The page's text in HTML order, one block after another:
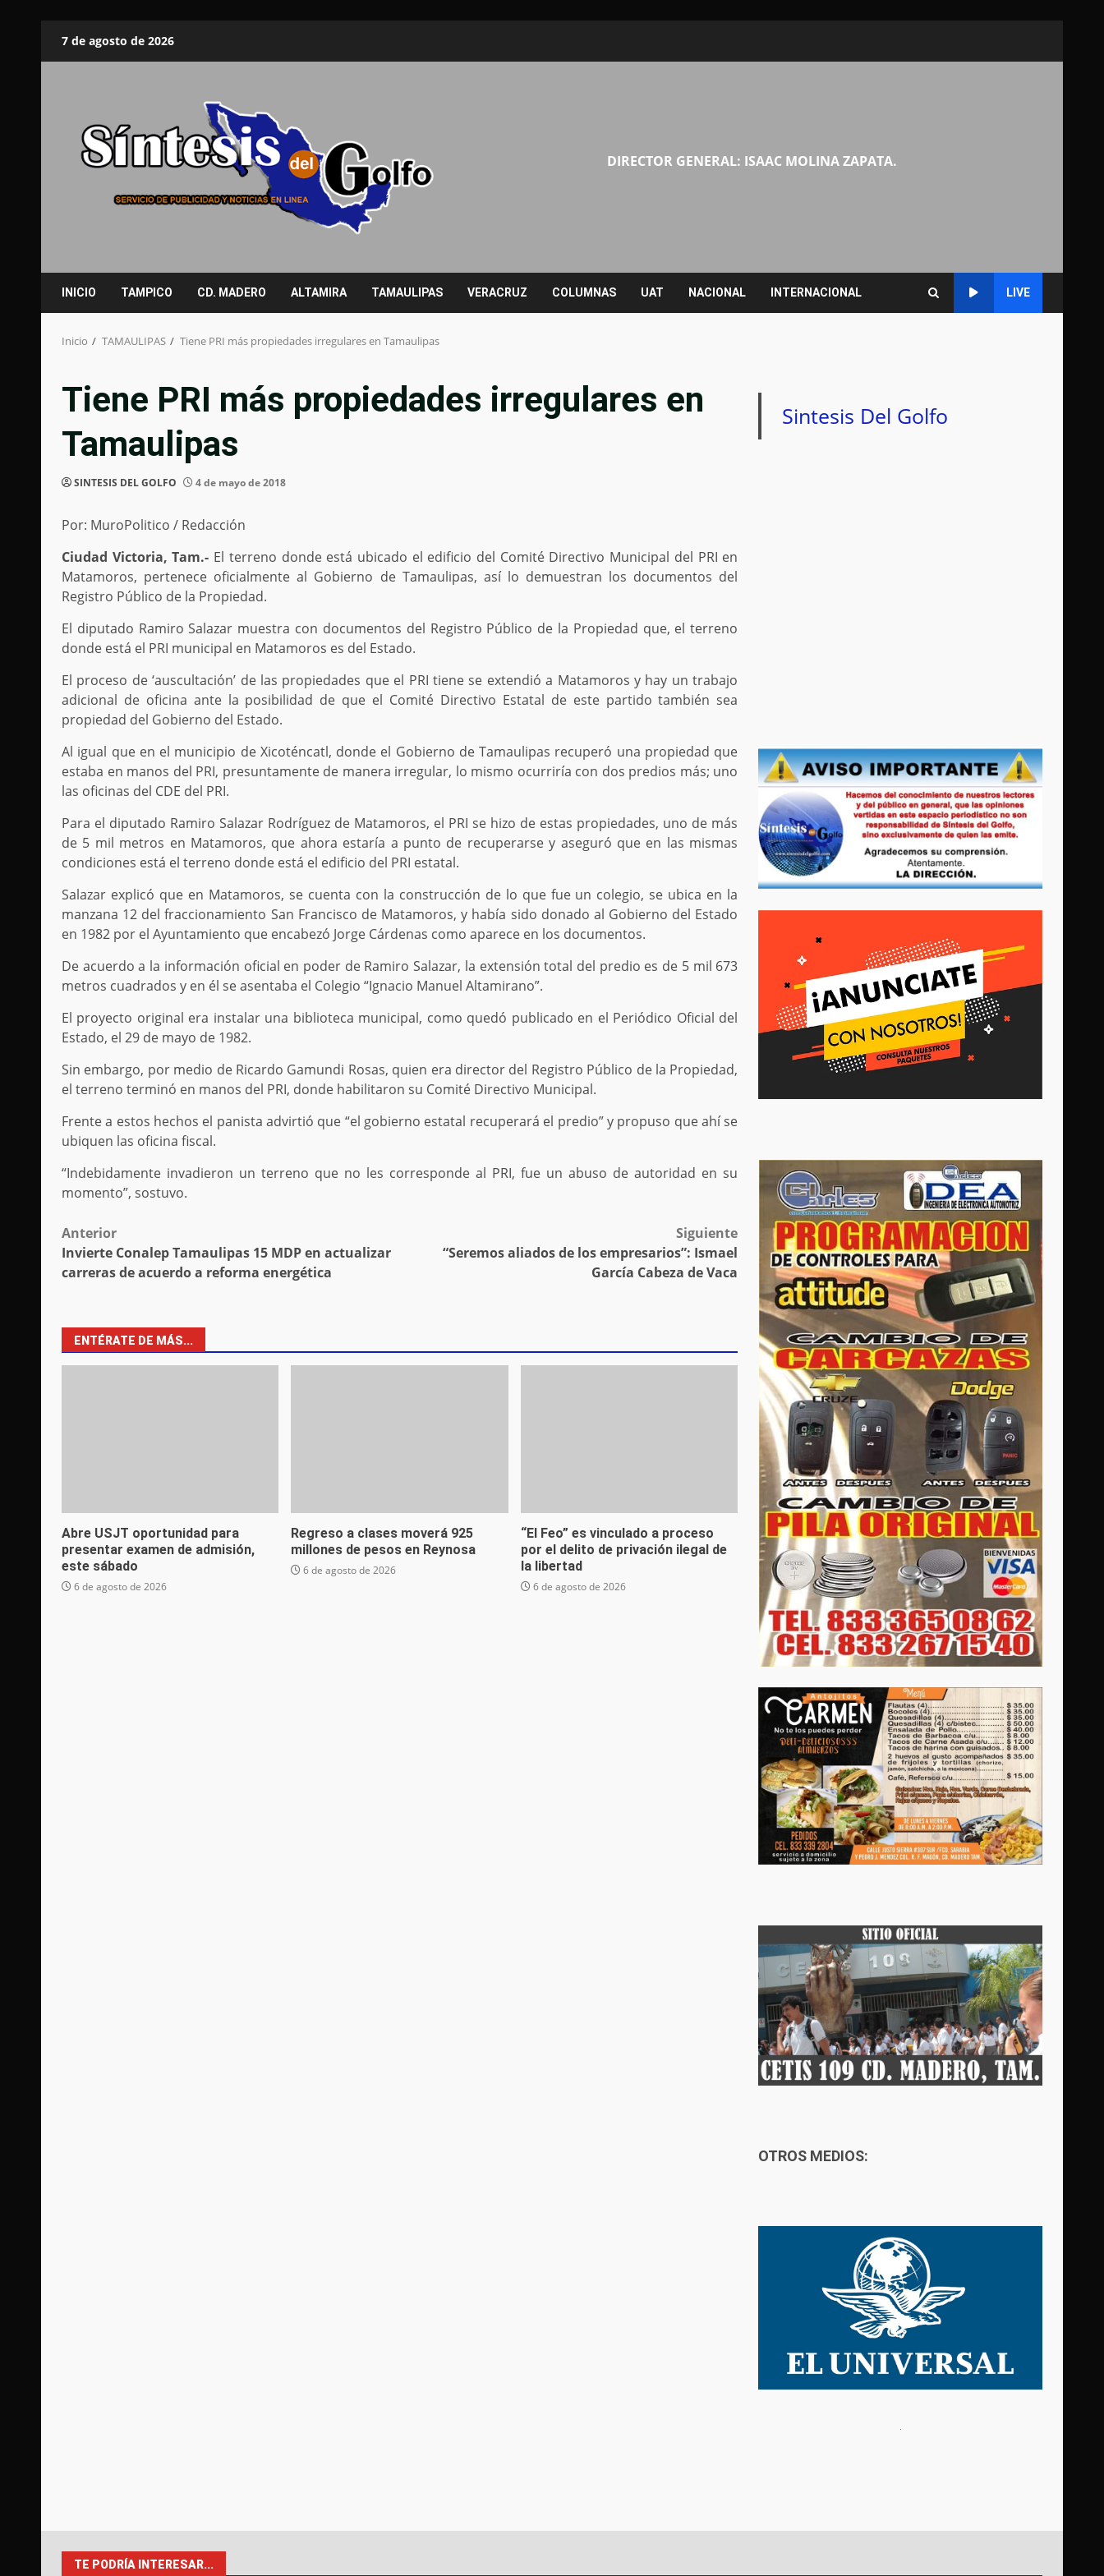
7 de agosto de 2026
DIRECTOR GENERAL: ISAAC MOLINA ZAPATA.
INICIO TAMPICO CD. MADERO ALTAMIRA TAMAULIPAS VERACRUZ COLUMNAS UAT NACIONAL INTERNACIONAL LIVE
Inicio TAMAULIPAS Tiene PRI más propiedades irregulares en Tamaulipas
Tiene PRI más propiedades irregulares en
Tamaulipas
SINTESIS DEL GOLFO 4 de mayo de 2018
Por: MuroPolitico / Redacción
Ciudad Victoria, Tam.- El terreno donde está ubicado el edificio del Comité Directivo Municipal del PRI en
Matamoros, pertenece oficialmente al Gobierno de Tamaulipas, así lo demuestran los documentos del
Registro Público de la Propiedad.
El diputado Ramiro Salazar muestra con documentos del Registro Público de la Propiedad que, el terreno
donde está el PRI municipal en Matamoros es del Estado.
El proceso de ‘auscultación’ de las propiedades que el PRI tiene se extendió a Matamoros y hay un trabajo
adicional de oficina ante la posibilidad de que el Comité Directivo Estatal de este partido también sea
propiedad del Gobierno del Estado.
Al igual que en el municipio de Xicoténcatl, donde el Gobierno de Tamaulipas recuperó una propiedad que
estaba en manos del PRI, presuntamente de manera irregular, lo mismo ocurriría con dos predios más; uno
las oficinas del CDE del PRI.
Para el diputado Ramiro Salazar Rodríguez de Matamoros, el PRI se hizo de estas propiedades, uno de más
de 5 mil metros en Matamoros, que ahora estaría a punto de recuperarse y aseguró que en las mismas
condiciones está el terreno donde está el edificio del PRI estatal.
Salazar explicó que en Matamoros, se cuenta con la construcción de lo que fue un colegio, se ubica en la
manzana 12 del fraccionamiento San Francisco de Matamoros, y había sido donado al Gobierno del Estado
en 1982 por el Ayuntamiento que encabezó Jorge Cárdenas como aparece en los documentos.
De acuerdo a la información oficial en poder de Ramiro Salazar, la extensión total del predio es de 5 mil 673
metros cuadrados y en él se asentaba el Colegio “Ignacio Manuel Altamirano”.
El proyecto original era instalar una biblioteca municipal, como quedó publicado en el Periódico Oficial del
Estado, el 29 de mayo de 1982.
Sin embargo, por medio de Ricardo Gamundi Rosas, quien era director del Registro Público de la Propiedad,
el terreno terminó en manos del PRI, donde habilitaron su Comité Directivo Municipal.
Frente a estos hechos el panista advirtió que “el gobierno estatal recuperará el predio” y propuso que ahí se
ubiquen las oficina fiscal.
“Indebidamente invadieron un terreno que no les corresponde al PRI, fue un abuso de autoridad en su
momento”, sostuvo.
Post
navigation
Anterior
Invierte Conalep Tamaulipas 15 MDP en actualizar
carreras de acuerdo a reforma energética
Siguiente
“Seremos aliados de los empresarios”: Ismael
García Cabeza de Vaca
ENTÉRATE DE MÁS...
Abre USJT oportunidad para
presentar examen de admisión,
este sábado
6 de agosto de 2026
Regreso a clases moverá 925
millones de pesos en Reynosa
6 de agosto de 2026
“El Feo” es vinculado a proceso
por el delito de privación ilegal de
la libertad
6 de agosto de 2026
Sintesis Del Golfo
OTROS MEDIOS:
TE PODRÍA INTERESAR...